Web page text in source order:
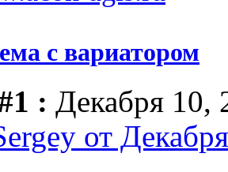
с вариатором
: Декабря 10,
от